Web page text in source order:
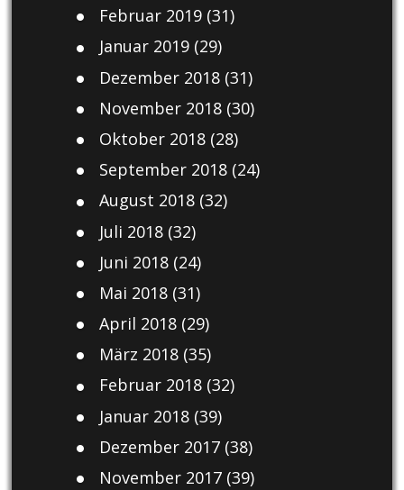
Februar 2019(31)
Januar 2019(29)
Dezember 2018(31)
November 2018(30)
Oktober 2018(28)
September 2018(24)
August 2018(32)
Juli 2018(32)
Juni 2018(24)
Mai 2018(31)
April 2018(29)
März 2018(35)
Februar 2018(32)
Januar 2018(39)
Dezember 2017(38)
November 2017(39)